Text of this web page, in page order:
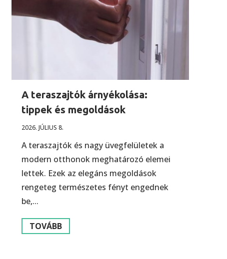
A teraszajtók árnyékolása:
tippek és megoldások
2026. JÚLIUS 8.
A teraszajtók és nagy üvegfelületek a
modern otthonok meghatározó elemei
lettek. Ezek az elegáns megoldások
rengeteg természetes fényt engednek
be,...
TOVÁBB